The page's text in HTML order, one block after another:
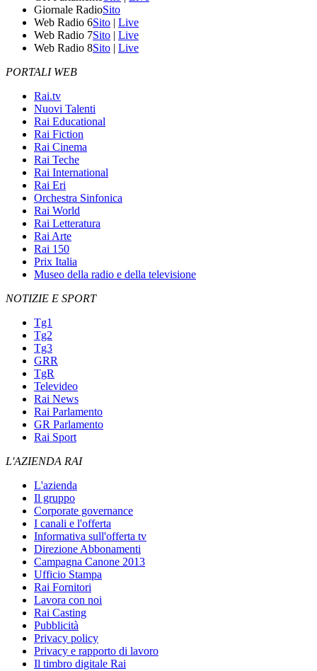
Giornale RadioSito
Web Radio 6Sito | Live
Web Radio 7Sito | Live
Web Radio 8Sito | Live
PORTALI WEB
Rai.tv
Nuovi Talenti
Rai Educational
Rai Fiction
Rai Cinema
Rai Teche
Rai International
Rai Eri
Orchestra Sinfonica
Rai World
Rai Letteratura
Rai Arte
Rai 150
Prix Italia
Museo della radio e della televisione
NOTIZIE E SPORT
Tg1
Tg2
Tg3
GRR
TgR
Televideo
Rai News
Rai Parlamento
GR Parlamento
Rai Sport
L'AZIENDA RAI
L'azienda
Il gruppo
Corporate governance
I canali e l'offerta
Informativa sull'offerta tv
Direzione Abbonamenti
Campagna Canone 2013
Ufficio Stampa
Rai Fornitori
Lavora con noi
Rai Casting
Pubblicità
Privacy policy
Privacy e rapporto di lavoro
Il timbro digitale Rai